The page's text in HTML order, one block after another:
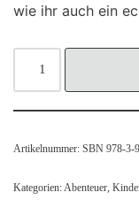
wie ihr auch ein
Artikelnummer: SBN 978-3-
Kategorien: Abenteuer